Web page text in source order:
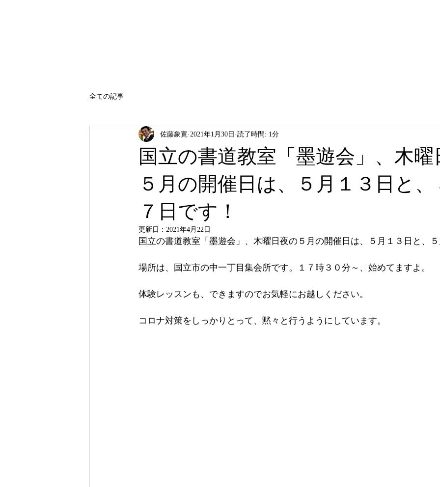
全ての記事
国立の書道教室「墨遊会」、木曜
５月の開催日は、５月１３日と、
７日です！
佐藤象寛 2021年1月30日 読了時間: 1分
更新日： 2021年4月22日
国立の書道教室「墨遊会」、木曜日夜の５月の開催日は、５月１３日と、５
場所は、国立市の中一丁目集会所です。１７時３０分～、始めてますよ。
体験レッスンも、できますのでお気軽にお越しください。
コロナ対策をしっかりとって、黙々と行うようにしています。